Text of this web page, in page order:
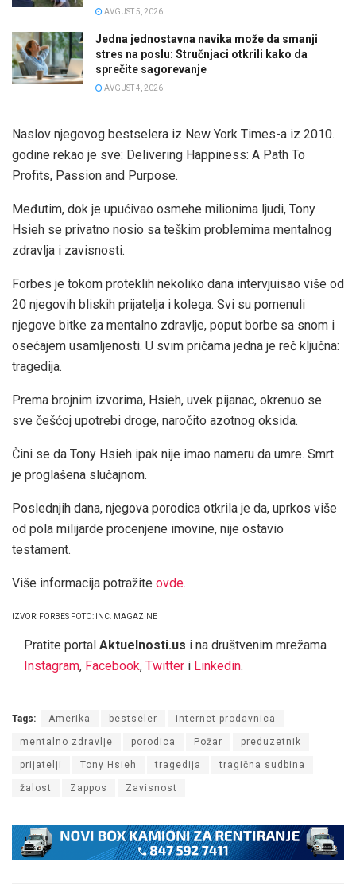
AVGUST 5, 2026
Jedna jednostavna navika može da smanji
stres na poslu: Stručnjaci otkrili kako da
sprečite sagorevanje
AVGUST 4, 2026
Naslov njegovog bestselera iz New York Times-a iz 2010.
godine rekao je sve: Delivering Happiness: A Path To
Profits, Passion and Purpose.
Međutim, dok je upućivao osmehe milionima ljudi, Tony
Hsieh se privatno nosio sa teškim problemima mentalnog
zdravlja i zavisnosti.
Forbes je tokom proteklih nekoliko dana intervjuisao više od
20 njegovih bliskih prijatelja i kolega. Svi su pomenuli
njegove bitke za mentalno zdravlje, poput borbe sa snom i
osećajem usamljenosti. U svim pričama jedna je reč ključna:
tragedija.
Prema brojnim izvorima, Hsieh, uvek pijanac, okrenuo se
sve češćoj upotrebi droge, naročito azotnog oksida.
Čini se da Tony Hsieh ipak nije imao nameru da umre. Smrt
je proglašena slučajnom.
Poslednjih dana, njegova porodica otkrila je da, uprkos više
od pola milijarde procenjene imovine, nije ostavio
testament.
Više informacija potražite ovde.
IZVOR: FORBES FOTO: INC. MAGAZINE
Pratite portal Aktuelnosti.us i na društvenim mrežama
Instagram, Facebook, Twitter i Linkedin.
Tags: Amerika bestseler internet prodavnica
mentalno zdravlje porodica Požar preduzetnik
prijatelji Tony Hsieh tragedija tragična sudbina
žalost Zappos Zavisnost